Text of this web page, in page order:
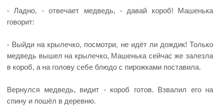
- Ладно, - отвечает медведь, - давай короб! Машенька
говорит:
- Выйди на крылечко, посмотри, не идёт ли дождик! Только
медведь вышел на крылечко, Машенька сейчас же залезла
в короб, а на голову себе блюдо с пирожками поставила.
Вернулся медведь, видит - короб готов. Взвалил его на
спину и пошёл в деревню.